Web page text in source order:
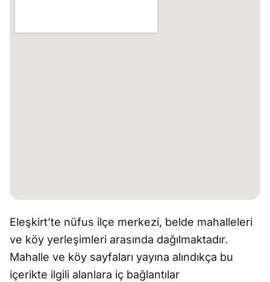
Eleşkirt’te nüfus ilçe merkezi, belde mahalleleri
ve köy yerleşimleri arasında dağılmaktadır.
Mahalle ve köy sayfaları yayına alındıkça bu
içerikte ilgili alanlara iç bağlantılar